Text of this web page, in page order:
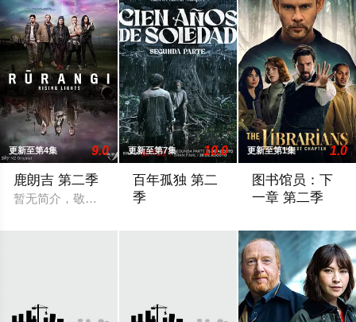
更新至第4集 9.0
鹿朗吉 第二季
暂无简介，敬请期待
更新至第7集 10.0
百年孤独 第二
季
更新至第1集 1.0
图书馆员：下
一章 第二季